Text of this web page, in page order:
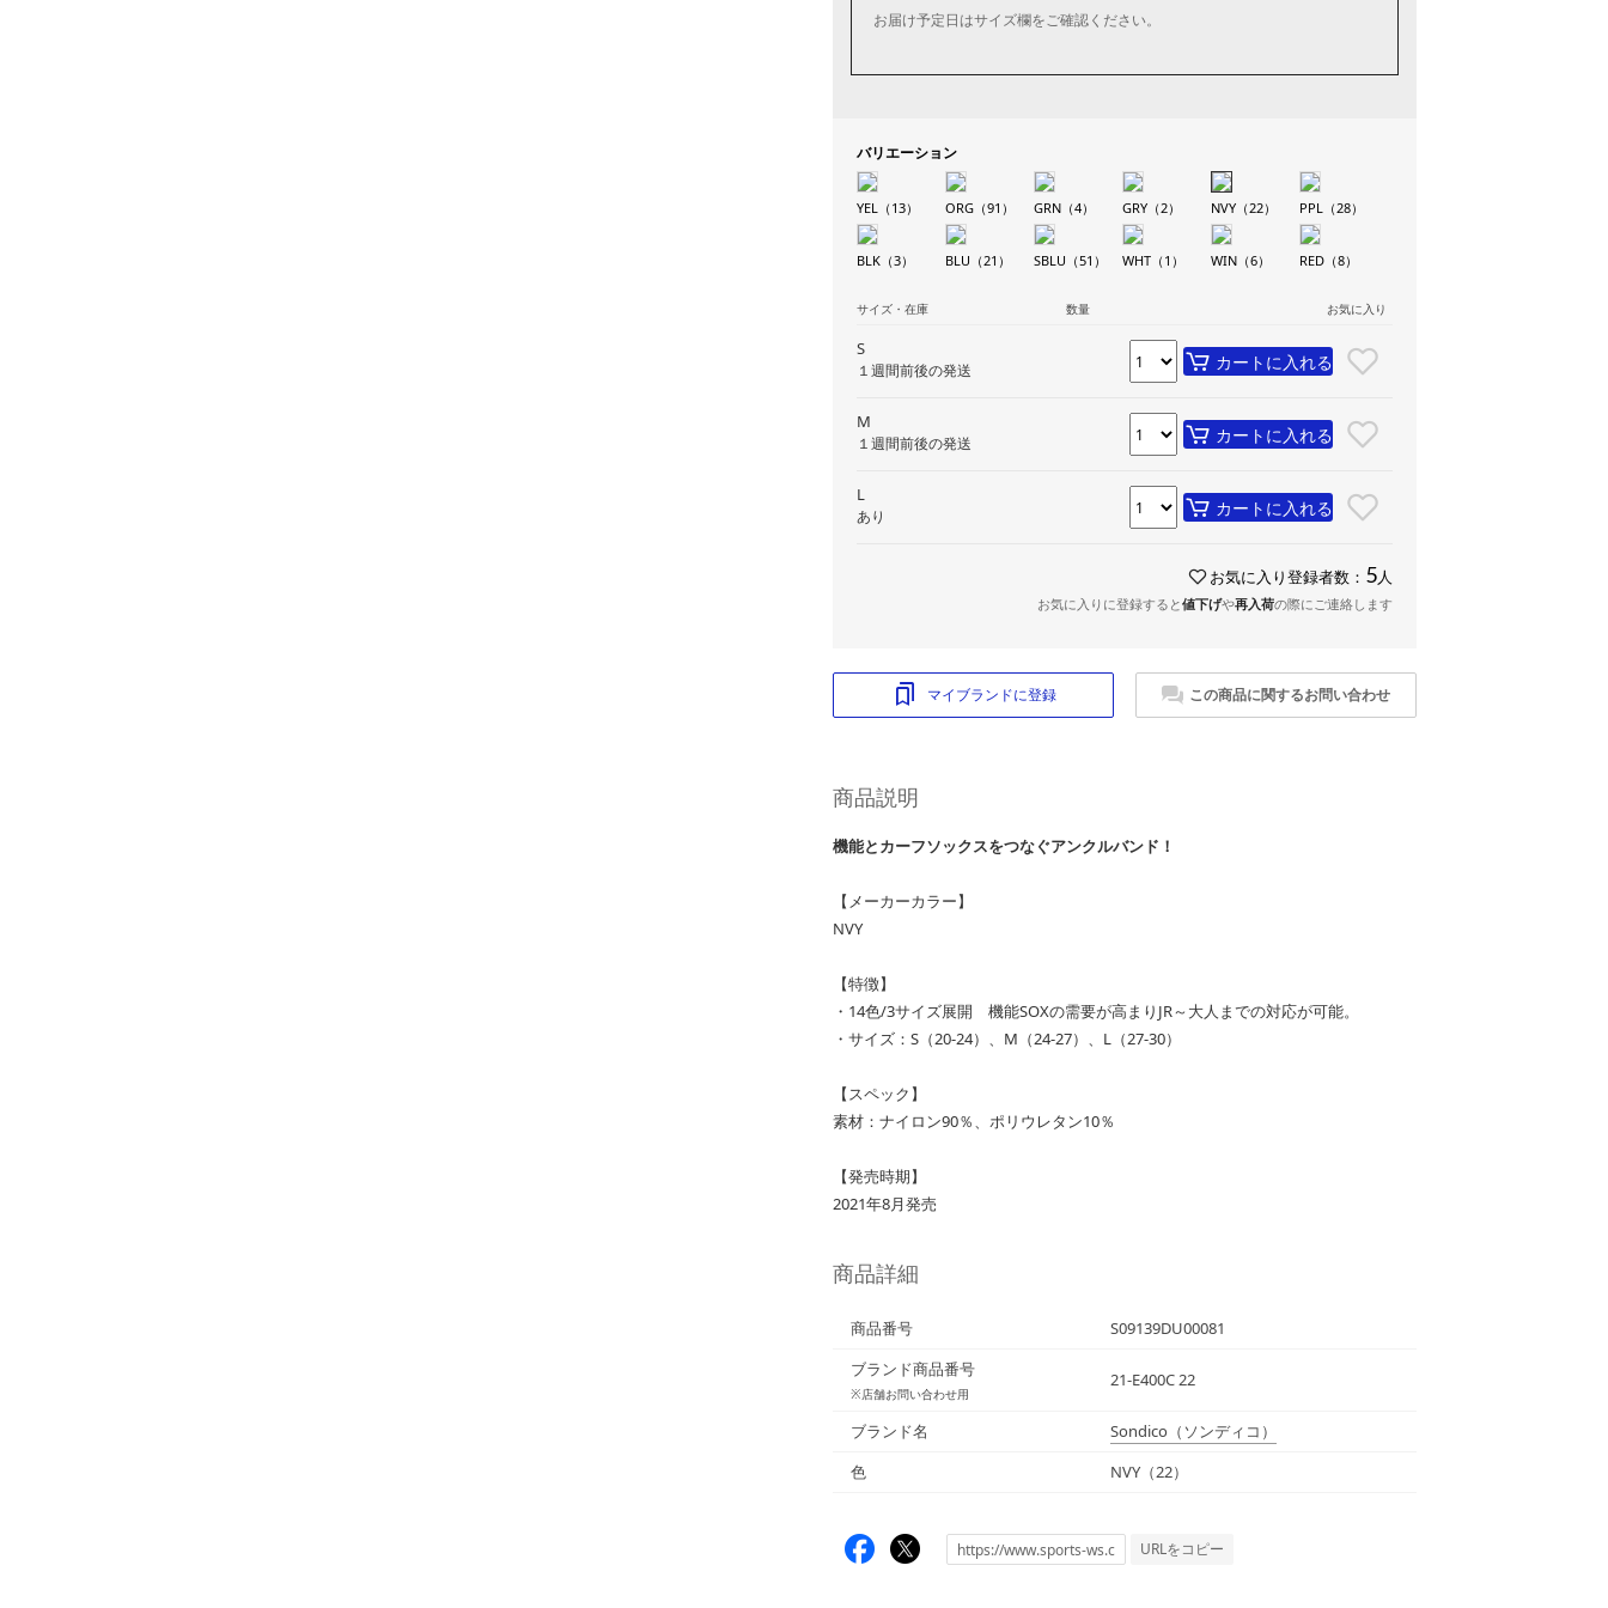
お届け予定日はサイズ欄をご確認ください。
バリエーション
YEL（13） ORG（91） GRN（4） GRY（2） NVY（22） PPL（28）
BLK（3） BLU（21） SBLU（51） WHT（1） WIN（6） RED（8）
サイズ・在庫 数量 お気に入り
S
１週間前後の発送 カートに入れる
M
１週間前後の発送 カートに入れる
L
あり カートに入れる
お気に入り登録者数： 5 人
お気に入りに登録すると値下げや再入荷の際にご連絡します
マイブランドに登録 この商品に関するお問い合わせ
商品説明
機能とカーフソックスをつなぐアンクルバンド！
【メーカーカラー】
NVY
【特徴】
・14色/3サイズ展開 機能SOXの需要が高まりJR～大人までの対応が可能。
・サイズ：S（20-24）、M（24-27）、L（27-30）
【スペック】
素材：ナイロン90％、ポリウレタン10％
【発売時期】
2021年8月発売
商品詳細
商品番号
S09139DU00081
ブランド商品番号
※店舗お問い合わせ用
21-E400C 22
ブランド名 Sondico （ソンディコ）
色
NVY（22）
URLをコピー